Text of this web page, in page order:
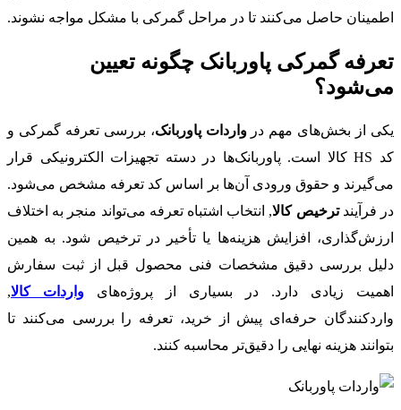
اطمینان حاصل می‌کنند تا در مراحل گمرکی با مشکل مواجه نشوند.
تعرفه گمرکی پاوربانک چگونه تعیین
می‌شود؟
یکی از بخش‌های مهم درواردات پاوربانک، بررسی تعرفه گمرکی و
کد HS کالا است. پاوربانک‌ها در دسته تجهیزات الکترونیکی قرار
می‌گیرند و حقوق ورودی آن‌ها بر اساس کد تعرفه مشخص می‌شود.
در فرآیندترخیص کالا, انتخاب اشتباه تعرفه می‌تواند منجر به اختلاف
ارزش‌گذاری، افزایش هزینه‌ها یا تأخیر در ترخیص شود. به همین
دلیل بررسی دقیق مشخصات فنی محصول قبل از ثبت سفارش
اهمیت زیادی دارد. در بسیاری از پروژه‌های واردات کالا,
واردکنندگان حرفه‌ای پیش از خرید، تعرفه را بررسی می‌کنند تا
بتوانند هزینه نهایی را دقیق‌تر محاسبه کنند.